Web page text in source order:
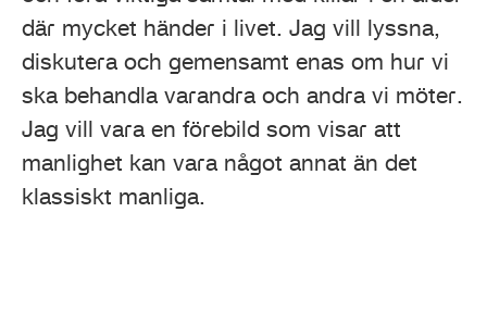
där mycket händer i livet. Jag vill lyssna,
diskutera och gemensamt enas om hur vi
ska behandla varandra och andra vi möter.
Jag vill vara en förebild som visar att
manlighet kan vara något annat än det
klassiskt manliga.